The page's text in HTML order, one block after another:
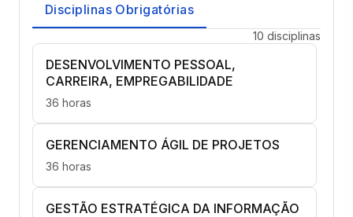
Disciplinas Obrigatórias
10 disciplinas
DESENVOLVIMENTO PESSOAL,
CARREIRA, EMPREGABILIDADE
36 horas
GERENCIAMENTO ÁGIL DE PROJETOS
36 horas
GESTÃO ESTRATÉGICA DA INFORMAÇÃO